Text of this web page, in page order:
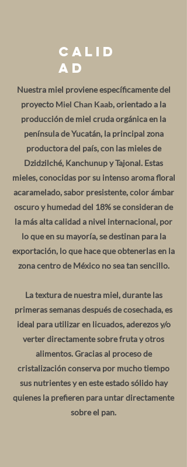
Calid
ad
Nuestra miel proviene específicamente del
proyecto Miel Chan Kaab, orientado a la
producción de miel cruda orgánica en la
península de Yucatán, la principal zona
productora del país, con las mieles de
Dzidzilché, Kanchunup y Tajonal. Estas
mieles, conocidas por su intenso aroma floral
acaramelado, sabor presistente, color ámbar
oscuro y humedad del 18% se consideran de
la más alta calidad a nivel internacional, por
lo que en su mayoría, se destinan para la
exportación, lo que hace que obtenerlas en la
zona centro de México no sea tan sencillo.
La textura de nuestra miel, durante las
primeras semanas después de cosechada, es
ideal para utilizar en licuados, aderezos y/o
verter directamente sobre fruta y otros
alimentos. Gracias al proceso de
cristalización conserva por mucho tiempo
sus nutrientes y en este estado sólido hay
quienes la prefieren para untar directamente
sobre el pan.